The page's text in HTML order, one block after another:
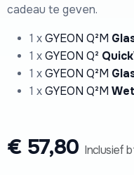
cadeau te geven.
1 xGYEON Q²M
1 xGYEON Q²
1 xGYEON Q²M
1 xGYEON Q²M
€ 57,80 Inclusief